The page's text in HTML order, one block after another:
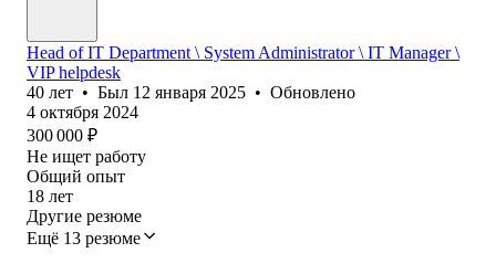
Head of IT Department \ System Administrator \ IT Manager \
VIP helpdesk
40 лет • Был 12 января 2025 • Обновлено
4 октября 2024
300 000 ₽
Не ищет работу
Общий опыт
18 лет
Другие резюме
Ещё 13 резюме